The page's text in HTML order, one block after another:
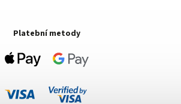
Platební metody